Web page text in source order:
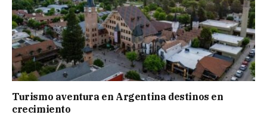
Turismo aventura en Argentina destinos en
crecimiento